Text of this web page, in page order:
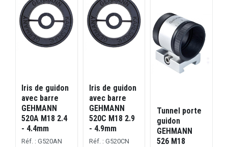
Iris de guidon
avec barre
GEHMANN
520A M18 2.4
- 4.4mm
Réf. : G520AN
Iris de guidon
avec barre
GEHMANN
520C M18 2.9
- 4.9mm
Réf. : G520CN
Tunnel porte
guidon
GEHMANN
526 M18